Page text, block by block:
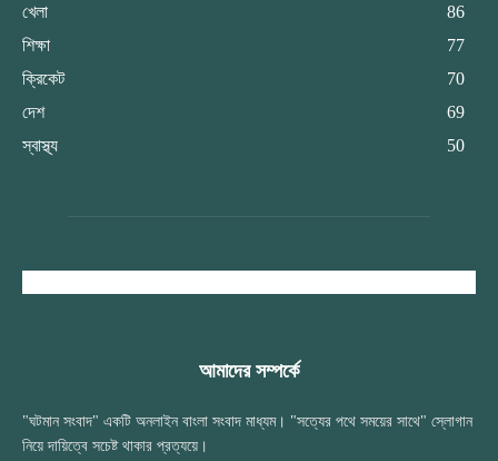
খেলা
86
শিক্ষা
77
ক্রিকেট
70
দেশ
69
স্বাস্থ্য
50
আমাদের সম্পর্কে
"ঘটমান সংবাদ" একটি অনলাইন বাংলা সংবাদ মাধ্যম। "সত্যের পথে সময়ের সাথে" স্লোগান
নিয়ে দায়িত্বে সচেষ্ট থাকার প্রত্যয়ে।